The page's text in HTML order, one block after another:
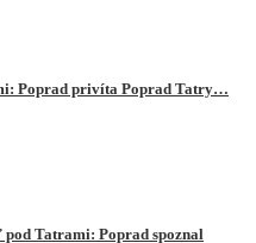
Poprad privíta Poprad Tatry…
Tatrami: Poprad spoznal